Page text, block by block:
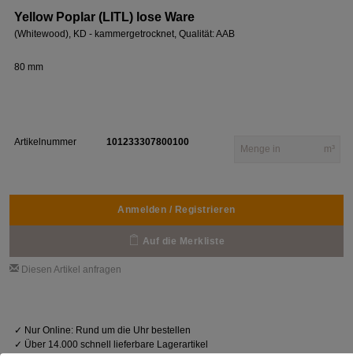
Yellow Poplar (LITL) lose Ware
(Whitewood), KD - kammergetrocknet, Qualität: AAB
80 mm
Artikelnummer 101233307800100
m³
Anmelden / Registrieren
Auf die Merkliste
Diesen Artikel anfragen
✓ Nur Online: Rund um die Uhr bestellen
✓ Über 14.000 schnell lieferbare Lagerartikel